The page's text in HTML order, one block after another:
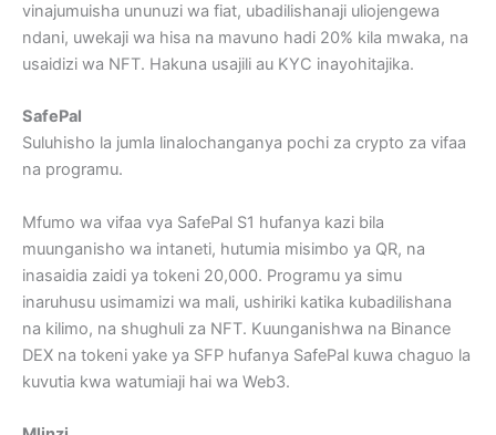
vinajumuisha ununuzi wa fiat, ubadilishanaji uliojengewa
ndani, uwekaji wa hisa na mavuno hadi 20% kila mwaka, na
usaidizi wa NFT. Hakuna usajili au KYC inayohitajika.
SafePal
Suluhisho la jumla linalochanganya pochi za crypto za vifaa
na programu.
Mfumo wa vifaa vya SafePal S1 hufanya kazi bila
muunganisho wa intaneti, hutumia misimbo ya QR, na
inasaidia zaidi ya tokeni 20,000. Programu ya simu
inaruhusu usimamizi wa mali, ushiriki katika kubadilishana
na kilimo, na shughuli za NFT. Kuunganishwa na Binance
DEX na tokeni yake ya SFP hufanya SafePal kuwa chaguo la
kuvutia kwa watumiaji hai wa Web3.